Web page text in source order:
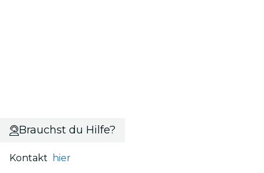
Brauchst du Hilfe?
Kontakt hier